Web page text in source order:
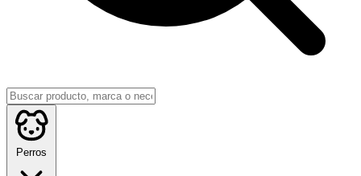
Perros